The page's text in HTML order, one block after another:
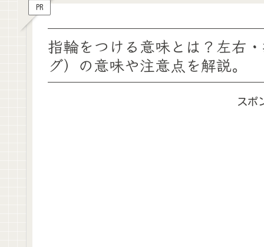
PR
指輪をつける意味とは？左右
グ）の意味や注意点を解説。
スポ